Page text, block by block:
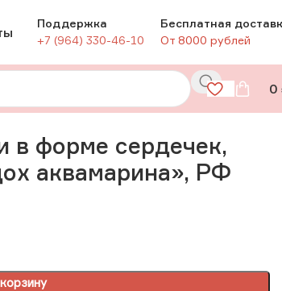
Поддержка
+7 (964) 330-46-10
Бесплатная
От 8000 рублей
0
РФ
в форме сердечек,
аквамарина», РФ